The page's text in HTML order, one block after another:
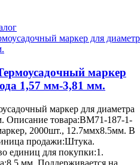
маркер
1,57 мм-3,81 мм.
маркер для диаметра
Описание товара:BM71-187-1-
2000шт., 12.7ммх8.5мм. В
продажи:Штука.
единиц для покупки:1.
мм. Поддерживается на